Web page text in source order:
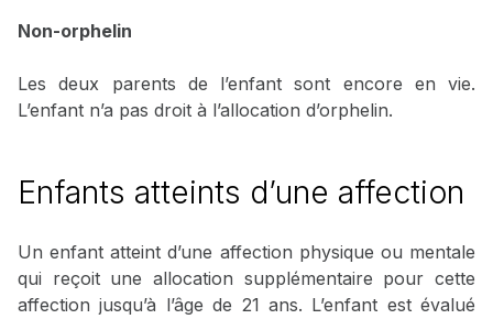
Non-orphelin
Les deux parents de l’enfant sont encore en vie.
L’enfant n’a pas droit à l’allocation d’orphelin.
Enfants atteints d’une affection
Un enfant atteint d’une affection physique ou mentale
qui reçoit une allocation supplémentaire pour cette
affection jusqu’à l’âge de 21 ans. L’enfant est évalué